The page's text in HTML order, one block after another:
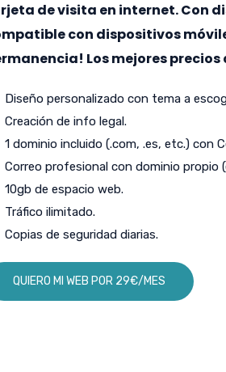
de visita en internet. Con
con dispositivos
Los mejores precios
Diseño personalizado con tema a
Creación de info legal.
1 dominio incluido (.com, .es, etc.) con
Correo profesional con dominio propio
10gb de espacio web.
Tráfico ilimitado.
Copias de seguridad diarias.
QUIERO MI WEB POR 29€/MES